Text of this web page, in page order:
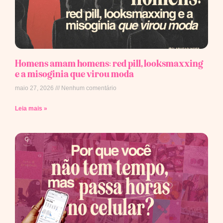
Homens amam homens: red pill, looksmaxxing
e a misoginia que virou moda
maio 27, 2026 Nenhum comentário
Leia mais »